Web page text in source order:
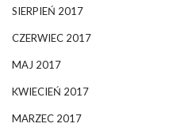
SIERPIEŃ 2017
CZERWIEC 2017
MAJ 2017
KWIECIEŃ 2017
MARZEC 2017